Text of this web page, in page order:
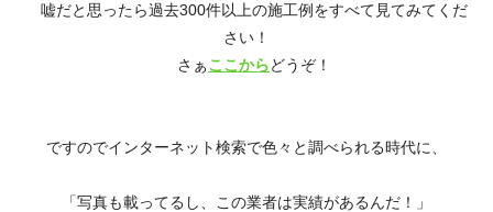
嘘だと思ったら過去300件以上の施工例をすべて見てみてくだ
さい！
さぁここからどうぞ！
ですのでインターネット検索で色々と調べられる時代に、
「写真も載ってるし、この業者は実績があるんだ！」